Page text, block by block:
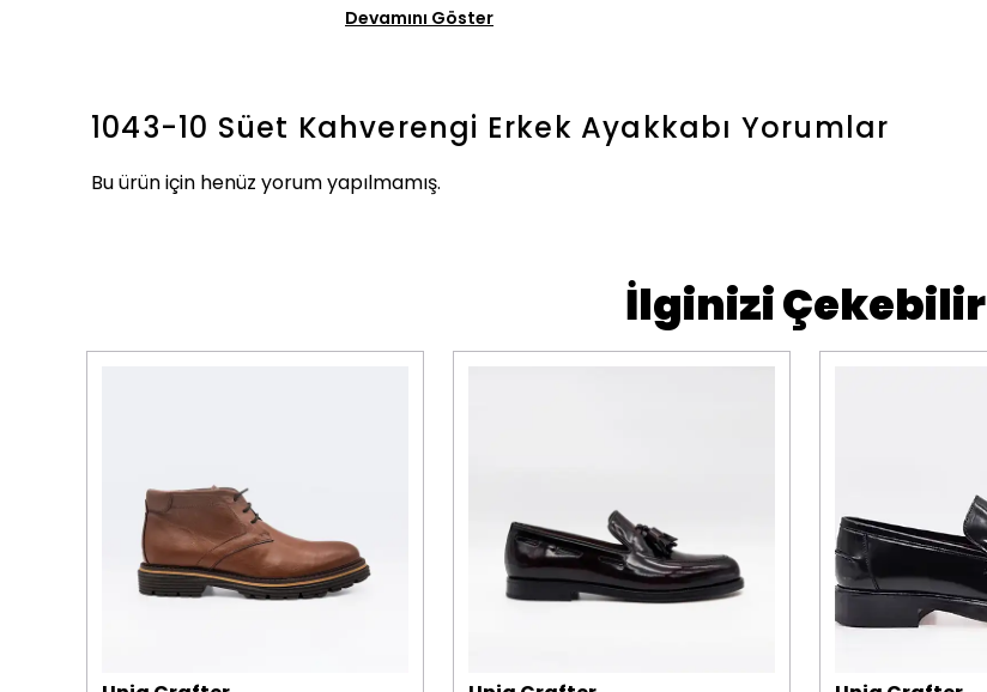
Devamını Göster
1043-10 Süet Kahverengi Erkek Ayakkabı Yorumlar
Bu ürün için henüz yorum yapılmamış.
İlginizi Çekebilir